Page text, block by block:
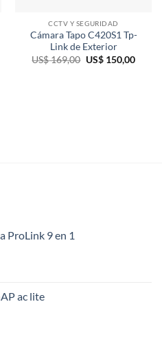
CCTV Y SEGURIDAD
Cámara Tapo C420S1 Tp-
Link de Exterior
US$169,00 El
precio
US$150,00El
ProLink 9 en 1
ac lite